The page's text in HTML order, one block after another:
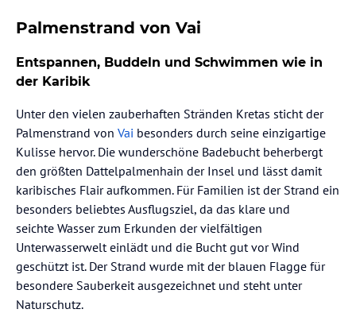
Palmenstrand von Vai
Entspannen, Buddeln und Schwimmen wie in
der Karibik
Unter den vielen zauberhaften Stränden Kretas sticht der
Palmenstrand von Vai besonders durch seine einzigartige
Kulisse hervor. Die wunderschöne Badebucht beherbergt
den größten Dattelpalmenhain der Insel und lässt damit
karibisches Flair aufkommen. Für Familien ist der Strand ein
besonders beliebtes Ausflugsziel, da das klare und
seichte Wasser zum Erkunden der vielfältigen
Unterwasserwelt einlädt und die Bucht gut vor Wind
geschützt ist. Der Strand wurde mit der blauen Flagge für
besondere Sauberkeit ausgezeichnet und steht unter
Naturschutz.